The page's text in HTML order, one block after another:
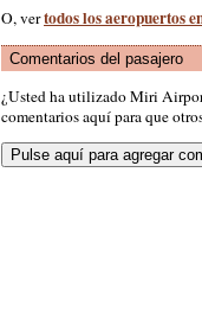
O, vertodos los aeropuertos
Comentarios del pasajero
¿Usted ha utilizado Miri
comentarios aquí para que